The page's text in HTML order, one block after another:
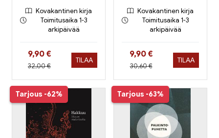
Kovakantinen kirja
Toimitusaika 1-3
arkipäivää
Hinta nyt
9,90 €
Hinta aiemmin
32,00 €
TILAA
Kovakantinen kirja
Toimitusaika 1-3
arkipäivää
Hinta nyt
9,90 €
Hinta aiemmin
30,60 €
TILAA
Tarjous -62% Tarjous -63%